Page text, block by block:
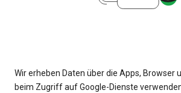
Wir erheben Daten über die Apps, Browser
beim Zugriff auf Google-Dienste